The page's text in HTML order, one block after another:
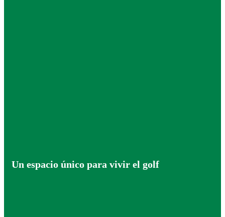
Un espacio único para vivir el golf